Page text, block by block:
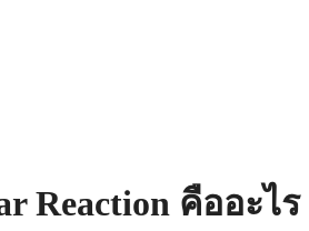
Reaction คืออะไ